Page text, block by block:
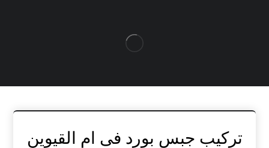
تركيب جبس بورد فى ام القيوين